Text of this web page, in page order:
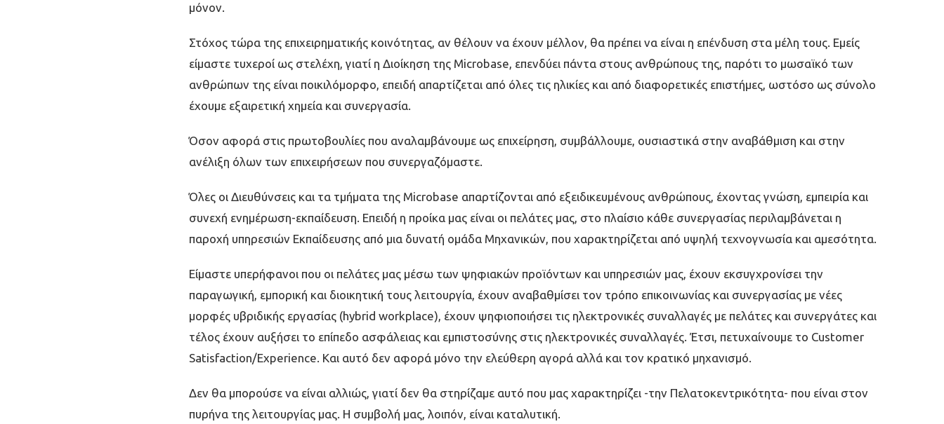
µόνον.
Στόχος τώρα της επιχειρηµατικής κοινότητας, αν θέλουν να έχουν µέλλον, θα πρέπει να είναι η επένδυση στα µέλη τους. Εµείς
είµαστε τυχεροί ως στελέχη, γιατί η Διοίκηση της Microbase, επενδύει πάντα στους ανθρώπους της, παρότι το µωσαϊκό των
ανθρώπων της είναι ποικιλόµορφο, επειδή απαρτίζεται από όλες τις ηλικίες και από διαφορετικές επιστήµες, ωστόσο ως σύνολο
έχουµε εξαιρετική χηµεία και συνεργασία.
Όσον αφορά στις πρωτοβουλίες που αναλαµβάνουµε ως επιχείρηση, συµβάλλουµε, ουσιαστικά στην αναβάθµιση και στην
ανέλιξη όλων των επιχειρήσεων που συνεργαζόµαστε.
Όλες οι Διευθύνσεις και τα τµήµατα της Microbase απαρτίζονται από εξειδικευµένους ανθρώπους, έχοντας γνώση, εµπειρία και
συνεχή ενηµέρωση-εκπαίδευση. Επειδή η προίκα µας είναι οι πελάτες µας, στο πλαίσιο κάθε συνεργασίας περιλαµβάνεται η
παροχή υπηρεσιών Εκπαίδευσης από µια δυνατή οµάδα Μηχανικών, που χαρακτηρίζεται από υψηλή τεχνογνωσία και αµεσότητα.
Είµαστε υπερήφανοι που οι πελάτες µας µέσω των ψηφιακών προϊόντων και υπηρεσιών µας, έχουν εκσυγχρονίσει την
παραγωγική, εµπορική και διοικητική τους λειτουργία, έχουν αναβαθµίσει τον τρόπο επικοινωνίας και συνεργασίας µε νέες
µορφές υβριδικής εργασίας (hybrid workplace), έχουν ψηφιοποιήσει τις ηλεκτρονικές συναλλαγές µε πελάτες και συνεργάτες και
τέλος έχουν αυξήσει το επίπεδο ασφάλειας και εµπιστοσύνης στις ηλεκτρονικές συναλλαγές. Έτσι, πετυχαίνουµε το Customer
Satisfaction/Experience. Και αυτό δεν αφορά µόνο την ελεύθερη αγορά αλλά και τον κρατικό µηχανισµό.
Δεν θα µπορούσε να είναι αλλιώς, γιατί δεν θα στηρίζαµε αυτό που µας χαρακτηρίζει -την Πελατοκεντρικότητα- που είναι στον
πυρήνα της λειτουργίας µας. Η συµβολή µας, λοιπόν, είναι καταλυτική.